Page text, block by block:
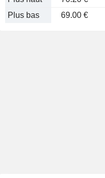
Plus bas
69.00 €